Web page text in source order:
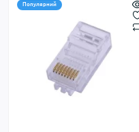
Популярний